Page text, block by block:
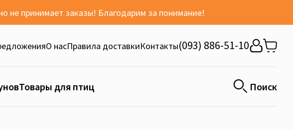
не принимает заказы! Благодарим за понимание!
О насПравила доставкиКонтакты(093) 886-51-10
Товары для птиц Поиск